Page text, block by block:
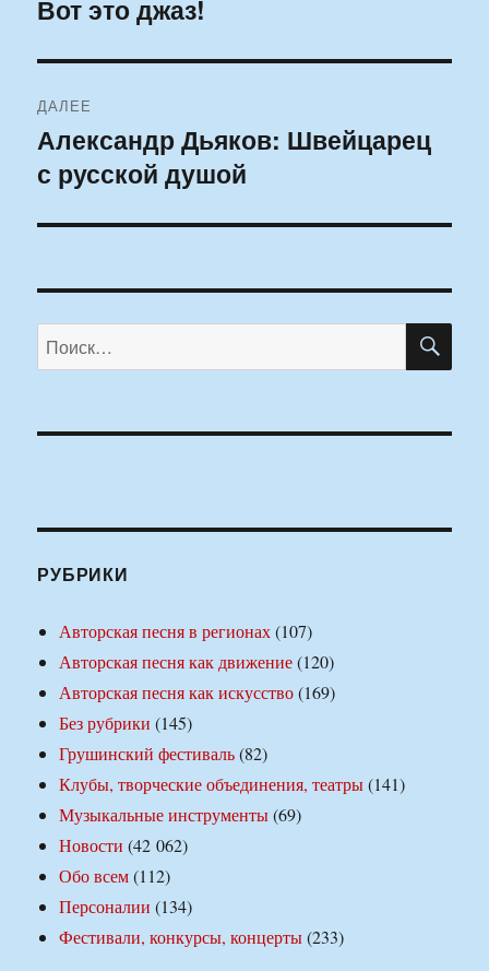
Предыдущая
Вот это джаз!
ДАЛЕЕ
Следующая
запись:
Александр Дьяков: Швейцарец
с русской душой
Искать:
РУБРИКИ
Авторская песня в регионах(107)
Авторская песня как движение(120)
Авторская песня как искусство(169)
Без рубрики (145)
Грушинский фестиваль(82)
Клубы, творческие объединения, театры(141)
Музыкальные инструменты(69)
Новости (42 062)
Обо всем(112)
Персоналии (134)
Фестивали, конкурсы, концерты(233)